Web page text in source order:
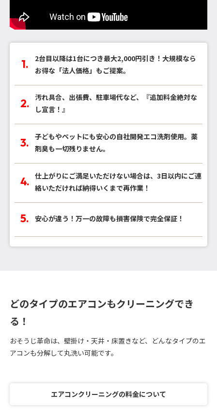
2台目以降は1台につき最大2,000円引き！大規模なら
お得な「法人価格」もご提案。
汚れ具合、出張費、駐車場代など、『追加料金絶対な
し宣言！』
子どもやペットにも安心の自社開発エコ洗剤使用。薬
剤臭も一切残りません。
仕上がりにご満足いただけない場合は、3日以内にご連
絡いただければ納得いくまで再作業！
安心が違う！万一の故障も損害保険で完全保証！
どのタイプのエアコンもクリーニングでき
る！
おそうじ革命は、壁掛け・天井・床置きなど、どんなタイプのエ
アコンも分解して丸洗い可能です。
エアコンクリーニングの料金について